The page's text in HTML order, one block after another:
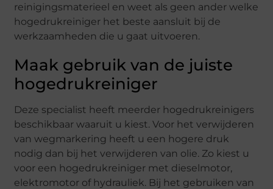
reinigingsmaterieel en weet als geen ander welke
hogedrukreiniger het beste aansluit bij de
werkzaamheden die u gaat uitvoeren.
Maak gebruik van de juiste
hogedrukreiniger
Deze specialist heeft meerder hogedrukreinigers
beschikbaar waaruit u kiest. Voor het verwijderen
van wegmarkering heeft u een hogere druk
nodig dan bij het verwijderen van olie. Zo kiest u
voor een hogedrukreiniger met dieselmotor,
elektromotor of hydrauliek. Bij het gebruiken van